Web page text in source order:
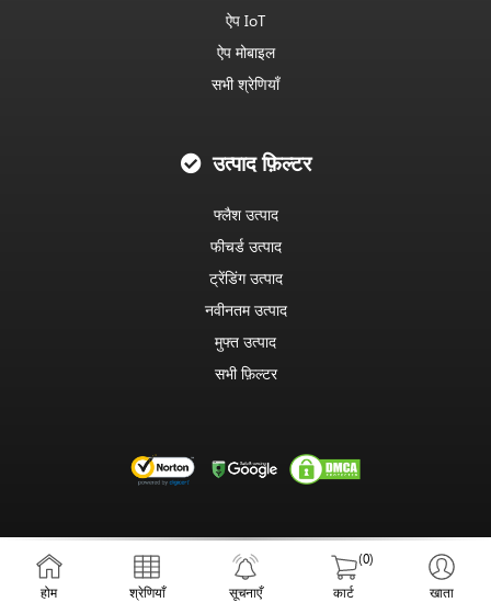
होम श्रेणियाँ सूचनाएँ
(0)
कार्ट
खाता
ऐप IoT
ऐप मोबाइल
सभी श्रेणियाँ
उत्पाद फ़िल्टर
फ्लैश उत्पाद
फीचर्ड उत्पाद
ट्रेंडिंग उत्पाद
नवीनतम उत्पाद
मुफ्त उत्पाद
सभी फ़िल्टर
सदस्यता
एफिलिएट प्रोग्राम